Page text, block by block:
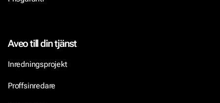
Aveo till din tjänst
Inredningsprojekt
Proffsinredare